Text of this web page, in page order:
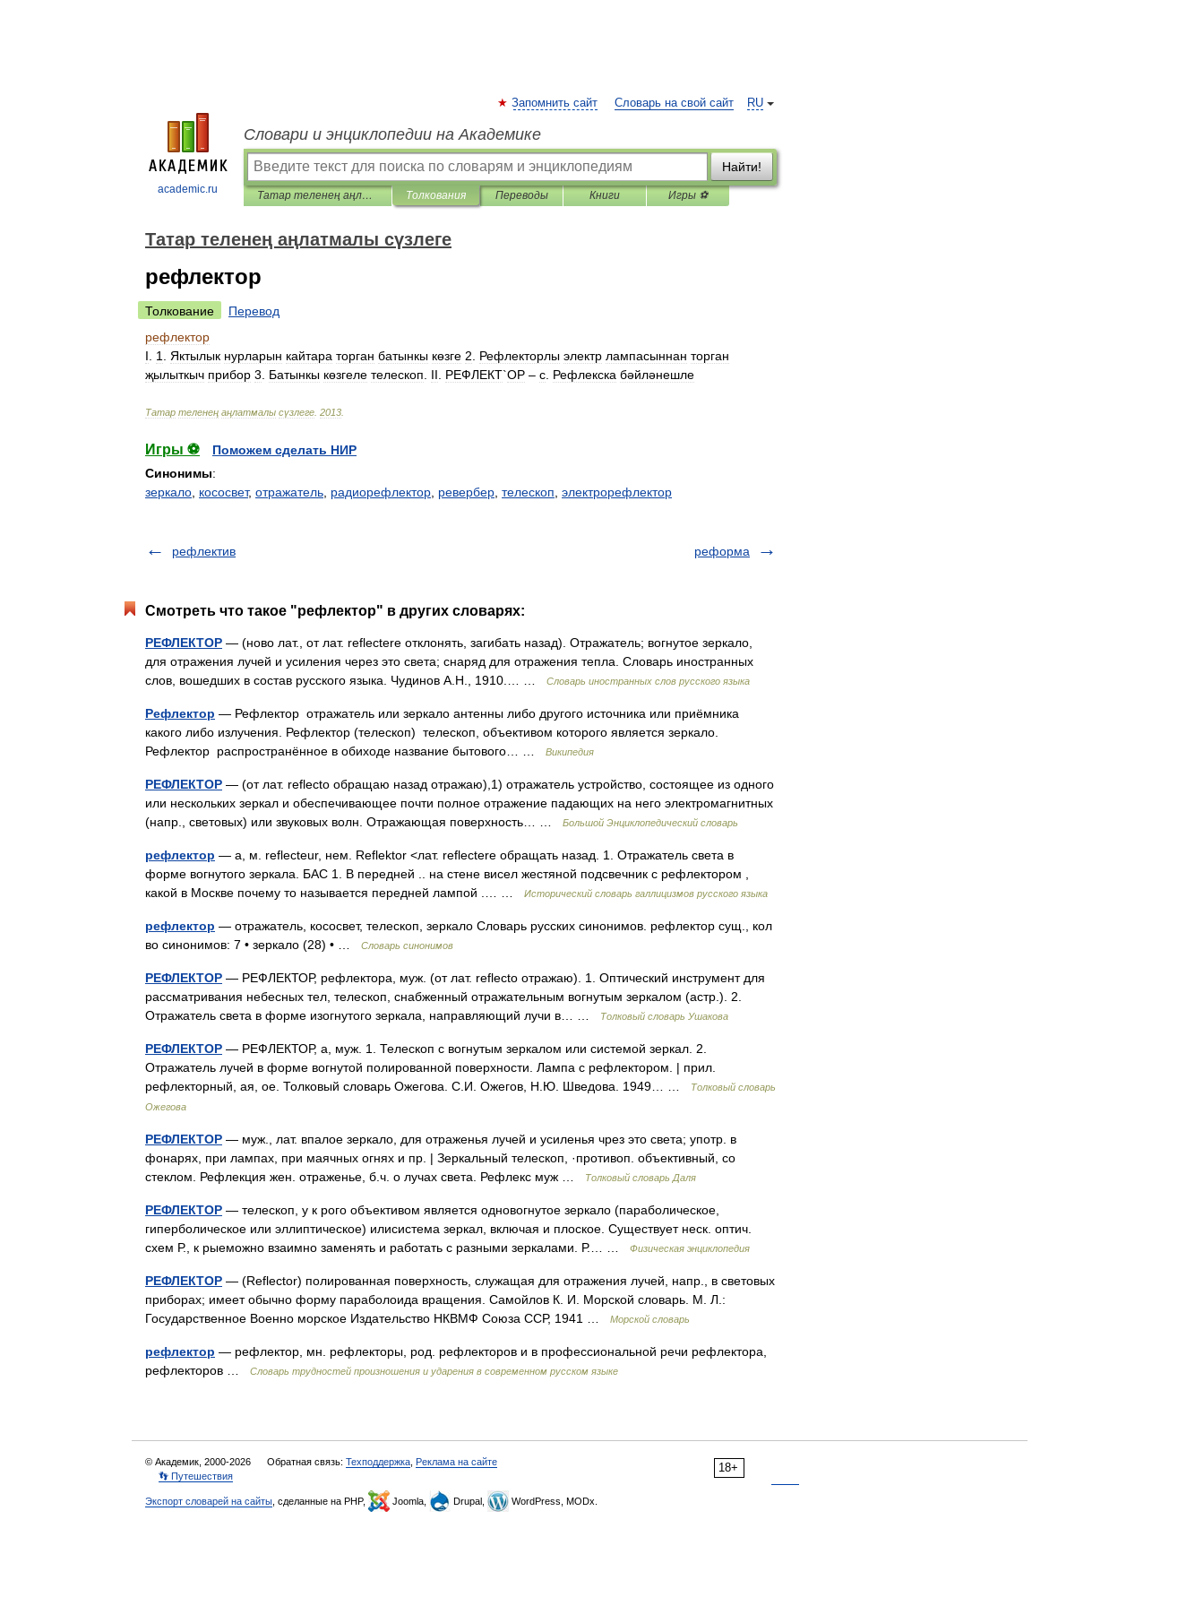
academic.ru
RU
Запомнить сайт Словарь на свой сайт
Словари и энциклопедии на Академике
Найти!
Татар теленең аңлатмалы сүзлеге Толкования Переводы Книги Игры ⚽
Татар теленең аңлатмалы сүзлеге
рефлектор
Толкование
Перевод
рефлектор
I
1 Яктылык нурларын кайтара торган батынкы көзге 2 Рефлекторлы электр лампасыннан торган
җылыткыч прибор 3 Батынкы көзгеле телескоп II РЕФЛЕКТ`ОР – с Рефлекска бәйләнешле
Татар теленең аңлатмалы сүзлеге 2013
Игры ⚽
Поможем сделать НИР
Синонимы:
зеркало кососвет, отражатель радиорефлектор ревербер телескоп электрорефлектор
рефлектив реформа
Смотреть что такое "рефлектор" в других словарях:
РЕФЛЕКТОР — (ново лат., от лат. reflectere отклонять, загибать назад). Отражатель; вогнутое зеркало,
для отражения лучей и усиления через это света; снаряд для отражения тепла. Словарь иностранных
слов, вошедших в состав русского языка. Чудинов А.Н., 1910.… …
Словарь иностранных слов русского языка
Рефлектор — Рефлектор отражатель или зеркало антенны либо другого источника или приёмника
какого либо излучения. Рефлектор (телескоп) телескоп, объективом которого является зеркало.
Рефлектор распространённое в обиходе название бытового… …
Википедия
РЕФЛЕКТОР — (от лат. reflecto обращаю назад отражаю),1) отражатель устройство, состоящее из одного
или нескольких зеркал и обеспечивающее почти полное отражение падающих на него электромагнитных
(напр., световых) или звуковых волн. Отражающая поверхность… …
Большой Энциклопедический словарь
рефлектор — а, м. reflecteur, нем. Reflektor <лат. reflectere обращать назад. 1. Отражатель света в
форме вогнутого зеркала. БАС 1. В передней .. на стене висел жестяной подсвечник с рефлектором ,
какой в Москве почему то называется передней лампой .… …
Исторический словарь галлицизмов русского языка
рефлектор — отражатель, кососвет, телескоп, зеркало Словарь русских синонимов. рефлектор сущ., кол
во синонимов: 7 • зеркало (28) • …
Словарь синонимов
РЕФЛЕКТОР — РЕФЛЕКТОР, рефлектора, муж. (от лат. reflecto отражаю). 1. Оптический инструмент для
рассматривания небесных тел, телескоп, снабженный отражательным вогнутым зеркалом (астр.). 2.
Отражатель света в форме изогнутого зеркала, направляющий лучи в… …
Толковый словарь Ушакова
РЕФЛЕКТОР — РЕФЛЕКТОР, а, муж. 1. Телескоп с вогнутым зеркалом или системой зеркал. 2.
Отражатель лучей в форме вогнутой полированной поверхности. Лампа с рефлектором. | прил.
рефлекторный, ая, ое. Толковый словарь Ожегова. С.И. Ожегов, Н.Ю. Шведова. 1949… …
Толковый словарь
Ожегова
РЕФЛЕКТОР — муж., лат. впалое зеркало, для отраженья лучей и усиленья чрез это света; употр. в
фонарях, при лампах, при маячных огнях и пр. | Зеркальный телескоп, ·противоп. объективный, со
стеклом. Рефлекция жен. отраженье, б.ч. о лучах света. Рефлекс муж …
Толковый словарь Даля
РЕФЛЕКТОР — телескоп, у к рого объективом является одновогнутое зеркало (параболическое,
гиперболическое или эллиптическое) илисистема зеркал, включая и плоское. Существует неск. оптич.
схем Р., к рыеможно взаимно заменять и работать с разными зеркалами. Р.… …
Физическая энциклопедия
РЕФЛЕКТОР — (Reflector) полированная поверхность, служащая для отражения лучей, напр., в световых
приборах; имеет обычно форму параболоида вращения. Самойлов К. И. Морской словарь. М. Л.:
Государственное Военно морское Издательство НКВМФ Союза ССР, 1941 …
Морской словарь
рефлектор — рефлектор, мн. рефлекторы, род. рефлекторов и в профессиональной речи рефлектора,
рефлекторов …
Словарь трудностей произношения и ударения в современном русском языке
18+
© Академик, 2000-2026 Обратная связь: Техподдержка Реклама на сайте
👣 Путешествия
Экспорт словарей на сайты , сделанные на PHP, Joomla, Drupal, WordPress, MODx.